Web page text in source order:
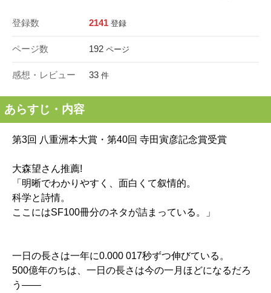
登録数 2141 登録
ページ数 192 ページ
感想・レビュー 33 件
あらすじ・内容
第3回 八重洲本大賞・第40回 寺田寅彦記念賞受賞
大森望さん推薦!
「明晰でわかりやすく、面白くて叙情的。
科学と詩情。
ここにはSF100冊分のネタが詰まっている。」
一日の長さは一年に0.000 017秒ずつ伸びている。
500億年のちは、一日の長さは今の一月ほどになるだろ
う――